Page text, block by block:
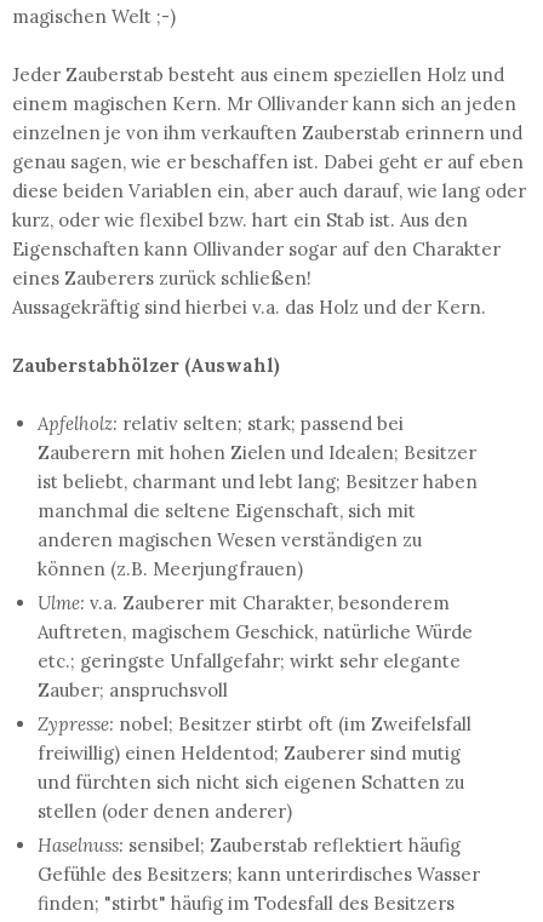
magischen Welt ;-)
Jeder Zauberstab besteht aus einem speziellen Holz und
einem magischen Kern. Mr Ollivander kann sich an jeden
einzelnen je von ihm verkauften Zauberstab erinnern und
genau sagen, wie er beschaffen ist. Dabei geht er auf eben
diese beiden Variablen ein, aber auch darauf, wie lang oder
kurz, oder wie flexibel bzw. hart ein Stab ist. Aus den
Eigenschaften kann Ollivander sogar auf den Charakter
eines Zauberers zurück schließen!
Aussagekräftig sind hierbei v.a. das Holz und der Kern.
Zauberstabhölzer (Auswahl)
Apfelholz: relativ selten; stark; passend bei
Zauberern mit hohen Zielen und Idealen; Besitzer
ist beliebt, charmant und lebt lang; Besitzer haben
manchmal die seltene Eigenschaft, sich mit
anderen magischen Wesen verständigen zu
können (z.B. Meerjungfrauen)
Ulme: v.a. Zauberer mit Charakter, besonderem
Auftreten, magischem Geschick, natürliche Würde
etc.; geringste Unfallgefahr; wirkt sehr elegante
Zauber; anspruchsvoll
Zypresse: nobel; Besitzer stirbt oft (im Zweifelsfall
freiwillig) einen Heldentod; Zauberer sind mutig
und fürchten sich nicht sich eigenen Schatten zu
stellen (oder denen anderer)
Haselnuss: sensibel; Zauberstab reflektiert häufig
Gefühle des Besitzers; kann unterirdisches Wasser
finden; "stirbt" häufig im Todesfall des Besitzers